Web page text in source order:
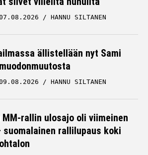
HANNU SILTANEN
ällistellään nyt Sami
HANNU SILTANEN
MM-rallin ulosajo oli viimeinen
suomalainen rallilupaus koki